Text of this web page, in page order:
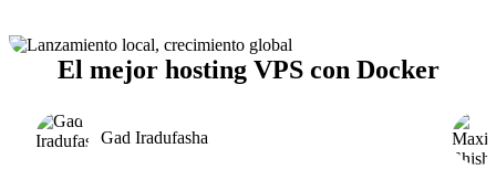
El mejor hosting VPS con Docker
Gad Iradufasha